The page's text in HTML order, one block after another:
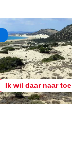
Ik wil daar naar toe